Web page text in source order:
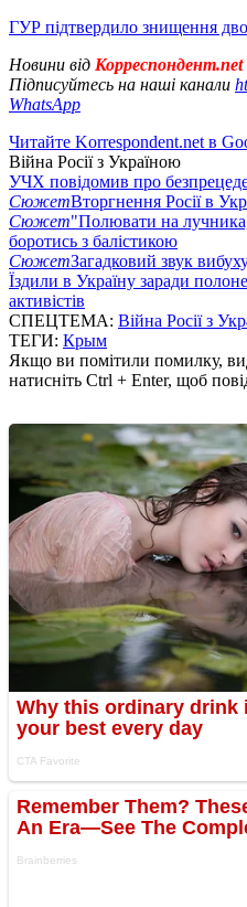
ГУР підтвердило знищення
Новини від Корреспондент.net
Підписуйтесь на наші канали
WhatsApp
Читайте Korrespondent.net в
Війна Росії з Україною
УЧХ повідомив про
СюжетВторгнення Росії в
Сюжет"Полювати на
боротись з балістикою
СюжетЗагадковий звук
Їздили в Україну заради
активістів
СПЕЦТЕМА: Війна Росії з
ТЕГИ: Крым
Якщо ви помітили помилку,
натисніть Ctrl + Enter, щоб